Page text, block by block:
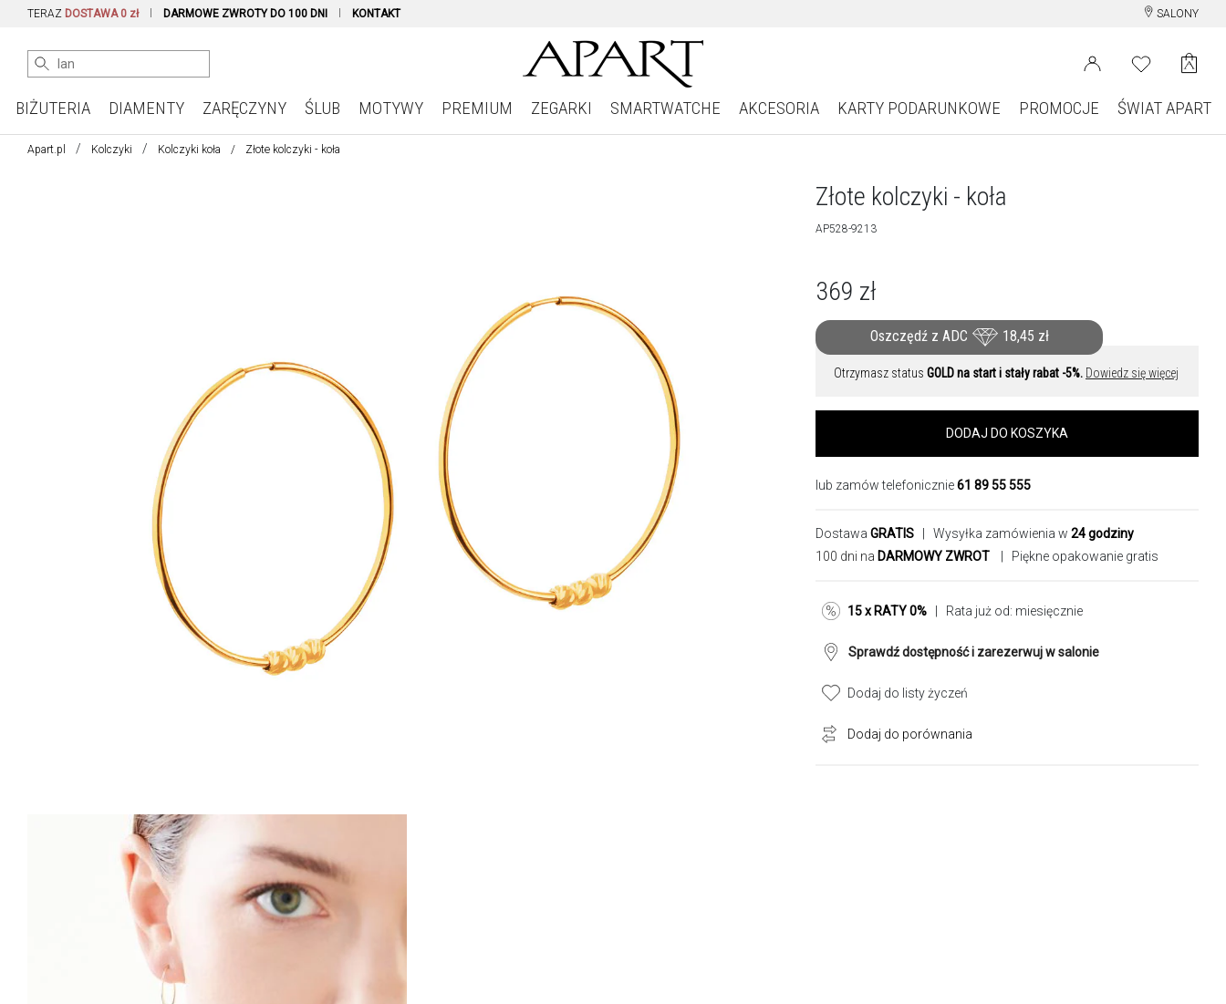
TERAZ DOSTAWA 0 zł DARMOWE ZWROTY DO 100 DNI KONTAKT SALONY
BIŻUTERIA DIAMENTY ZARĘCZYNY ŚLUB MOTYWY PREMIUM ZEGARKI SMARTWATCHE AKCESORIA KARTY PODARUNKOWE PROMOCJE ŚWIAT APART
Apart.pl Kolczyki Kolczyki koła Złote kolczyki - koła
Złote kolczyki - koła
AP528-9213
369 zł
Oszczędź z ADC 18,45 zł
Otrzymasz status GOLD na start i stały rabat -5%. Dowiedz się więcej
DODAJ DO KOSZYKA
lub zamów telefonicznie61 89 55 555
Dostawa GRATIS | Wysyłka zamówienia w 24 godziny
100 dni na DARMOWY ZWROT | Piękne opakowanie gratis
15 x RATY 0% | Rata już od: miesięcznie
Sprawdź dostępność i zarezerwuj w salonie
Dodaj do listy życzeń
Dodaj do porównania